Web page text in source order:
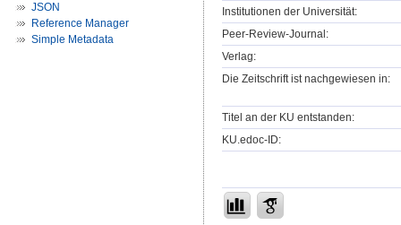
JSON
Reference Manager
Simple Metadata
Institutionen der Universität:
Peer-Review-Journal:
Verlag:
Die Zeitschrift ist nachgewiesen in:
Titel an der KU entstanden:
KU.edoc-ID: